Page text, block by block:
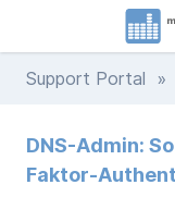
Support Portal »
DNS-Admin:
Faktor-